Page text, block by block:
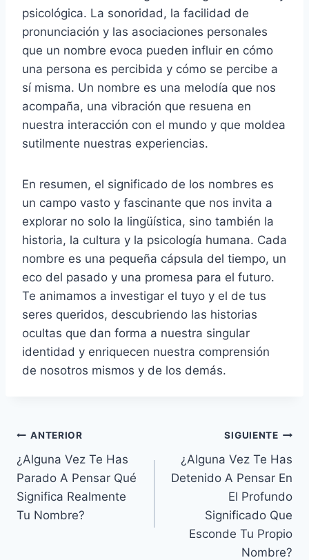
psicológica. La sonoridad, la facilidad de
pronunciación y las asociaciones personales
que un nombre evoca pueden influir en cómo
una persona es percibida y cómo se percibe a
sí misma. Un nombre es una melodía que nos
acompaña, una vibración que resuena en
nuestra interacción con el mundo y que moldea
sutilmente nuestras experiencias.
En resumen, el significado de los nombres es
un campo vasto y fascinante que nos invita a
explorar no solo la lingüística, sino también la
historia, la cultura y la psicología humana. Cada
nombre es una pequeña cápsula del tiempo, un
eco del pasado y una promesa para el futuro.
Te animamos a investigar el tuyo y el de tus
seres queridos, descubriendo las historias
ocultas que dan forma a nuestra singular
identidad y enriquecen nuestra comprensión
de nosotros mismos y de los demás.
Navegación
de
entradas
ANTERIOR
¿Alguna Vez Te Has
Parado A Pensar Qué
Significa Realmente
Tu Nombre?
SIGUIENTE
¿Alguna Vez Te Has
Detenido A Pensar En
El Profundo
Significado Que
Esconde Tu Propio
Nombre?